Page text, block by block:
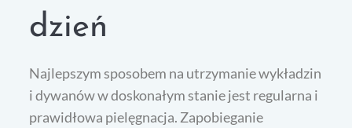
dzień
Najlepszym sposobem na utrzymanie wykładzin
i dywanów w doskonałym stanie jest regularna i
prawidłowa pielęgnacja. Zapobieganie